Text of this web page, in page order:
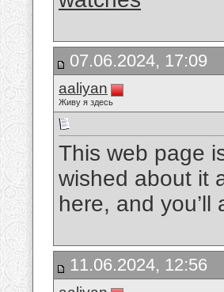
07.06.2024, 17:09
aaliyan
Живу я здесь
This web page
wished about it
here, and
11.06.2024, 12:56